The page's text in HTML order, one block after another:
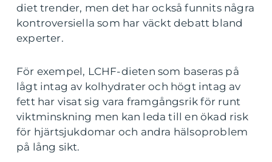
diet trender, men det har också funnits några
kontroversiella som har väckt debatt bland
experter.
För exempel, LCHF-dieten som baseras på
lågt intag av kolhydrater och högt intag av
fett har visat sig vara framgångsrik för runt
viktminskning men kan leda till en ökad risk
för hjärtsjukdomar och andra hälsoproblem
på lång sikt.